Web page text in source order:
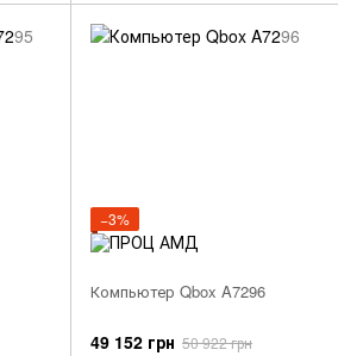
−3%
Компьютер Qbox A7296
49 152 грн 50 922 грн